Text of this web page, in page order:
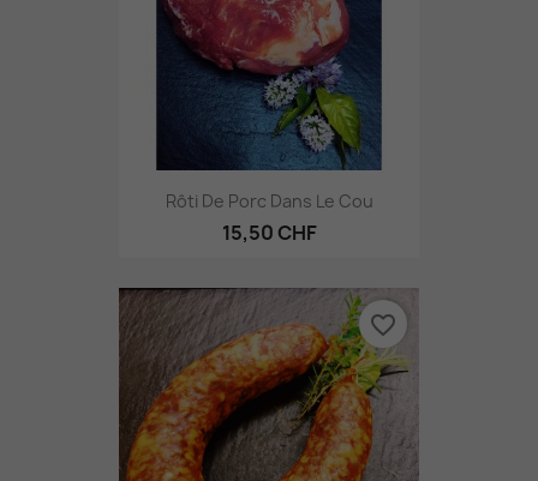
Rôti De Porc Dans Le Cou
15,50 CHF
favorite_border